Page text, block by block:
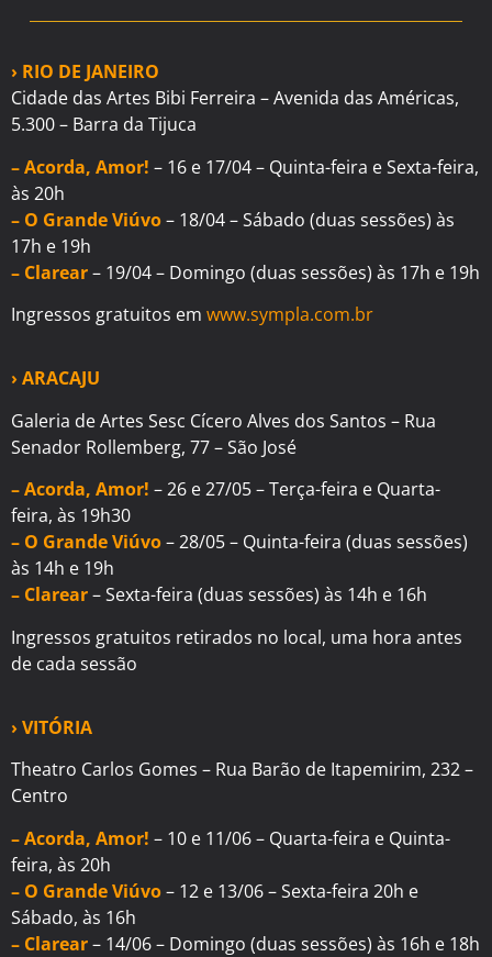
› RIO DE JANEIRO
Cidade das Artes Bibi Ferreira – Avenida das Américas,
5.300 – Barra da Tijuca
– Acorda, Amor! – 16 e 17/04 – Quinta-feira e Sexta-feira,
às 20h
– O Grande Viúvo– 18/04 – Sábado (duas sessões) às
17h e 19h
– Clarear– 19/04 – Domingo (duas sessões) às 17h e 19h
Ingressos gratuitos em www.sympla.com.br
›ARACAJU
Galeria de Artes Sesc Cícero Alves dos Santos – Rua
Senador Rollemberg, 77 – São José
– Acorda, Amor! – 26 e 27/05 – Terça-feira e Quarta-
feira, às 19h30
– O Grande Viúvo– 28/05 – Quinta-feira (duas sessões)
às 14h e 19h
– Clarear– Sexta-feira (duas sessões) às 14h e 16h
Ingressos gratuitos retirados no local, uma hora antes
de cada sessão
› VITÓRIA
Theatro Carlos Gomes – Rua Barão de Itapemirim, 232 –
Centro
– Acorda, Amor! – 10 e 11/06 – Quarta-feira e Quinta-
feira, às 20h
– O Grande Viúvo– 12 e 13/06 – Sexta-feira 20h e
Sábado, às 16h
– Clarear– 14/06 – Domingo (duas sessões) às 16h e 18h